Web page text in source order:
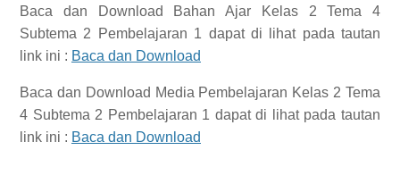
Baca dan Download
Bahan Ajar Kelas 2 Tema 4
Subtema 2 Pembelajaran 1 dapat di lihat pada tautan
link ini : Baca dan Download
Baca dan Download Media Pembelajaran Kelas 2 Tema
4 Subtema 2 Pembelajaran 1 dapat di lihat pada tautan
link ini : Baca dan Download